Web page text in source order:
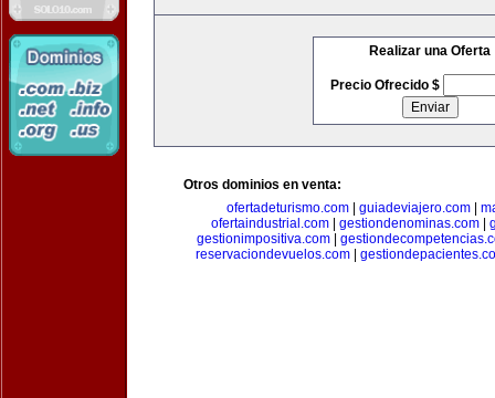
Realizar una Oferta
Precio Ofrecido $
Otros dominios en venta:
ofertadeturismo.com| guiadeviajero.com|
ofertaindustrial.com| gestiondenominas.com|
gestionimpositiva.com
reservaciondevuelos.com